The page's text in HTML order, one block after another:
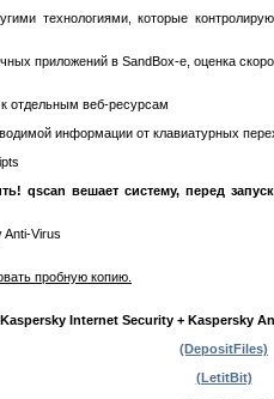
технологиями, которые
приложений в SandBox-е, оценка
отдельным веб-ресурсам
информации от клавиатурных
qscan вешает систему, перед
Virus
пробную копию.
Internet Security + Kaspersky
(DepositFiles)
(LetitBit)